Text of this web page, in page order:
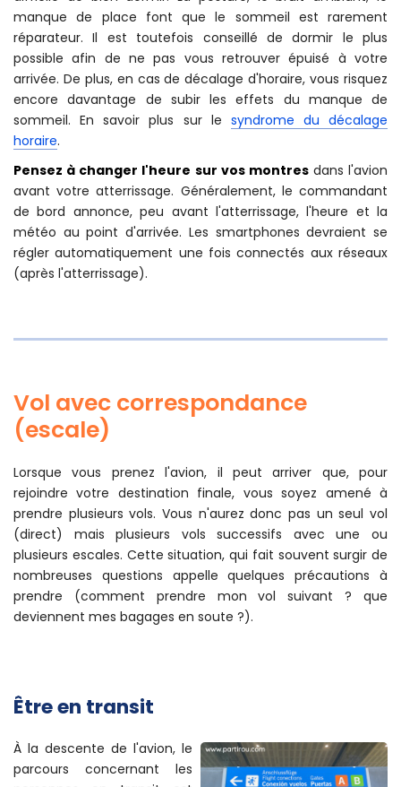
Pensez à vous reposer durant votre vol . En avion, il est
difficile de bien dormir. La posture, le bruit ambiant, le
manque de place font que le sommeil est rarement
réparateur. Il est toutefois conseillé de dormir le plus
possible afin de ne pas vous retrouver épuisé à votre
arrivée. De plus, en cas de décalage d'horaire, vous risquez
encore davantage de subir les effets du manque de
sommeil. En savoir plus sur lesyndrome du décalage
horaire.
Pensez à changer l'heure sur vos montres dans l'avion
avant votre atterrissage. Généralement, le commandant
de bord annonce, peu avant l'atterrissage, l'heure et la
météo au point d'arrivée. Les smartphones devraient se
Vol avec correspondance
(escale)
Lorsque vous prenez l'avion, il peut arriver que, pour
rejoindre votre destination finale, vous soyez amené à
prendre plusieurs vols. Vous n'aurez donc pas un seul vol
(direct) mais plusieurs vols successifs avec une ou
plusieurs escales. Cette situation, qui fait souvent surgir de
nombreuses questions appelle quelques précautions à
Être en transit